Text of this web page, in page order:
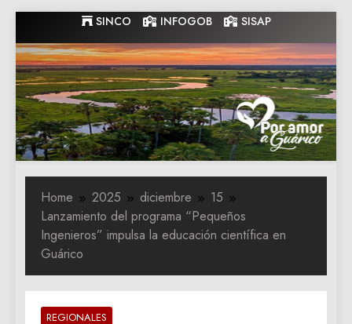
to
content
SINCO INFOGOB SISAP
Gobernacion
de Guarico
Gobernacion de Guarico
Home 2025 diciembre
15
Lanzamiento del programa “Pequeños
Ingenieros” impulsa la educación científica en
Guárico
REGIONALES